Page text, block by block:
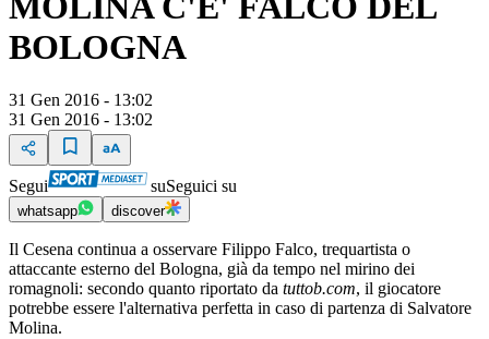
BOLOGNA
31 Gen 2016 - 13:02
31 Gen 2016 - 13:02
Segui suSeguici su
whatsapp discover
Il Cesena continua a osservare Filippo Falco, trequartista o
attaccante esterno del Bologna, già da tempo nel mirino dei
romagnoli: secondo quanto riportato da tuttob.com, il giocatore
potrebbe essere l'alternativa perfetta in caso di partenza di Salvatore
Molina.